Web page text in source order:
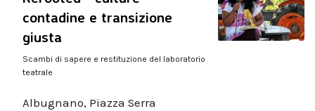
contadine e transizione
giusta
Scambi di sapere e restituzione del laboratorio
teatrale
Albugnano, Piazza Serra